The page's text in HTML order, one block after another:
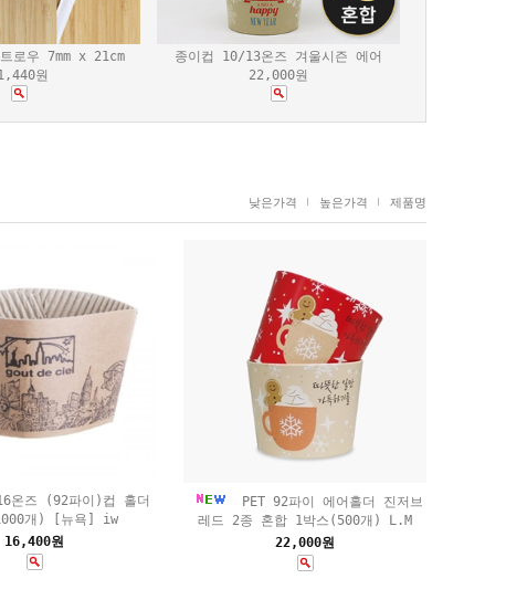
로우 7mm x 21cm
원
종이컵 10/13온즈 겨울시즌 에어
22,000원
낮은가격 높은가격 제품명
온즈 (92파이)컵 홀더
개) [뉴욕] iw
16,400원
PET 92파이 에어홀더 진저브
레드 2종 혼합 1박스(500개) L.M
22,000원